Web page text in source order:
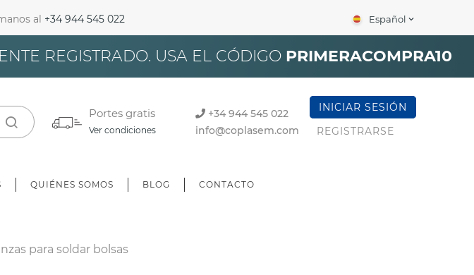
Español expand_more
al +34 944 545 022
REGISTRADO. USA EL CÓDIGO PRIMERACOMPRA10
Portes gratis
Ver condiciones
+34 944 545 022
info@coplasem.com
INICIAR SESIÓN
REGISTRARSE
QUIÉNES SOMOS BLOG CONTACTO
para soldar bolsas
×
Iniciar sesión